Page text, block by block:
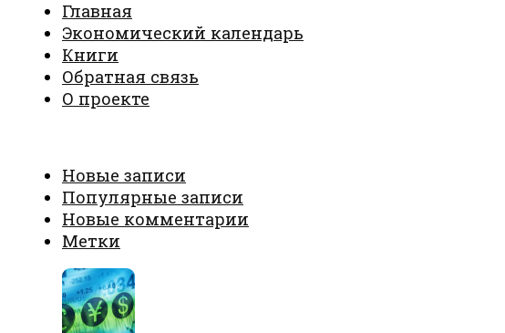
Главная
Экономический календарь
Книги
Обратная связь
О проекте
Новые записи
Популярные записи
Новые комментарии
Метки